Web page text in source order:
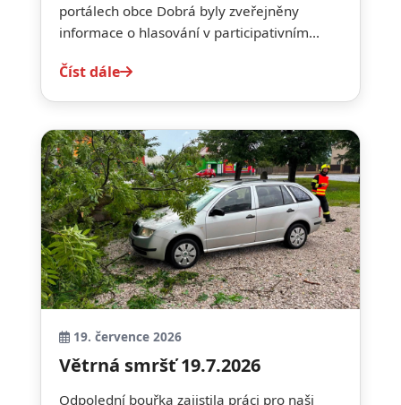
portálech obce Dobrá byly zveřejněny
informace o hlasování v participativním...
Číst dále
19. července 2026
Větrná smršť 19.7.2026
Odpolední bouřka zajistila práci pro naši